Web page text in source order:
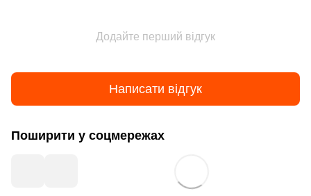
Додайте перший відгук
Написати відгук
Поширити у соцмережах